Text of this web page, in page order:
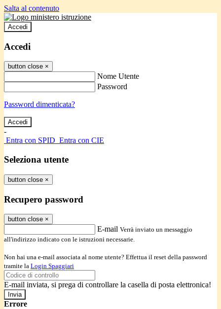
Salta al contenuto
Accedi
Accedi
button close ×
Nome Utente
Password
Password dimenticata?
-
Entra con SPID Entra con CIE
Seleziona utente
button close ×
Recupero password
button close ×
E-mail Verrà inviato un messaggio
all'indirizzo indicato con le istruzioni necessarie.
Non hai una e-mail associata al nome utente? Effettua il reset della password
tramite la Login Spaggiari
E-mail inviata, si prega di controllare la casella di posta elettronica!
Errore